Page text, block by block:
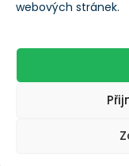
webových stránek.
Generali) nebo do
Naopak slibované
jej banka